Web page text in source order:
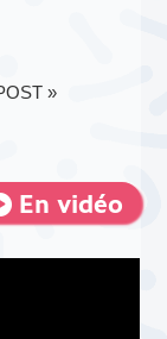
»
En vidéo